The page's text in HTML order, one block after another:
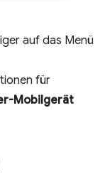
auf das Menü
für
Mobilgerät